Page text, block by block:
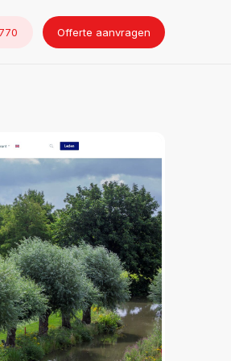
Offerte aanvragen